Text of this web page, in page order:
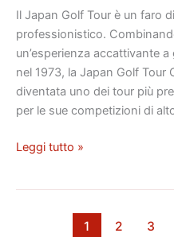
Il Japan Golf Tour è un faro
professionistico.
un’esperienza accattivante
nel 1973, la Japan Golf Tour
diventata uno dei tour più
per le sue competizioni di
Leggi tutto »
1 2 3